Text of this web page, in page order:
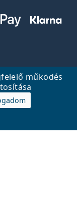
működés
Lentiamo s.r.o.,